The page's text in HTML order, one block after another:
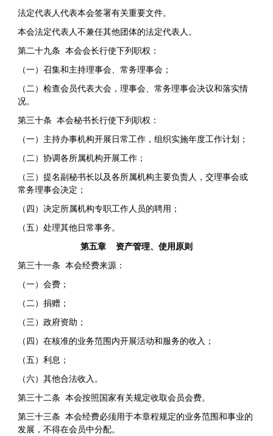
法定代表人代表本会签署有关重要文件。
本会法定代表人不兼任其他团体的法定代表人。
第二十九条 本会会长行使下列职权：
（一）召集和主持理事会、常务理事会；
（二）检查会员代表大会，理事会、常务理事会决议和落实情
况。
第三十条 本会秘书长行使下列职权：
（一）主持办事机构开展日常工作，组织实施年度工作计划；
（二）协调各所属机构开展工作；
（三）提名副秘书长以及各所属机构主要负责人，交理事会或
常务理事会决定；
（四）决定所属机构专职工作人员的聘用；
（五）处理其他日常事务。
第五章 资产管理、使用原则
第三十一条 本会经费来源：
（一）会费；
（二）捐赠；
（三）政府资助；
（四）在核准的业务范围内开展活动和服务的收入；
（五）利息；
（六）其他合法收入。
第三十二条 本会按照国家有关规定收取会员会费。
第三十三条 本会经费必须用于本章程规定的业务范围和事业的
发展，不得在会员中分配。